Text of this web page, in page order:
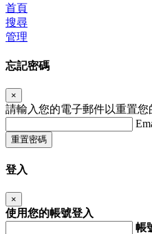
首頁
搜尋
管理
忘記密碼
×
請輸入您的電子郵件以重置您
重置密碼
登入
×
使用您的帳號登入
帳